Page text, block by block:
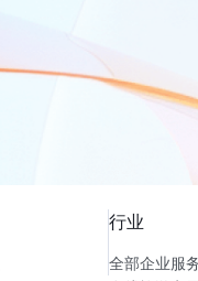
行业
全部企业服